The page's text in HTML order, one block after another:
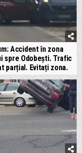
Accident în zona
spre Odobești. Trafic
parțial. Evitați zona.